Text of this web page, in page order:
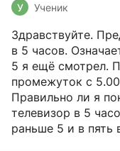
У Ученик
Здравствуйте.
в 5 часов.
5 я ещё смотрел.
промежуток с
Правильно ли я
телевизор в 5
раньше 5 и в пять